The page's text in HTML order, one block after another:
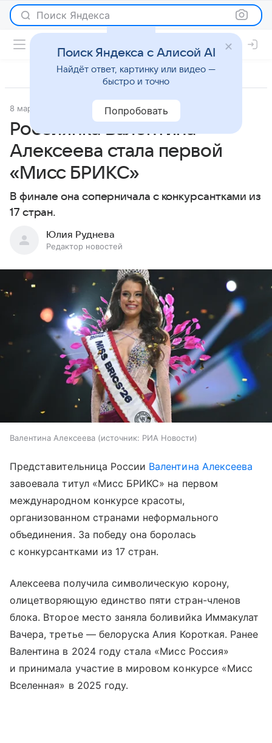
Поиск Яндекса
8 марта 2026 Леди Mail Светская жизнь
Россиянка Валентина
Алексеева стала первой
«Мисс БРИКС»
В финале она соперничала с конкурсантками из
17 стран.
Юлия Руднева
Редактор новостей
Валентина Алексеева источник: РИА Новости
Представительница России Валентина Алексеева
завоевала титул «Мисс БРИКС» на первом
международном конкурсе красоты,
организованном странами неформального
объединения. За победу она боролась
с конкурсантками из 17 стран.
Алексеева получила символическую корону,
олицетворяющую единство пяти стран-членов
блока. Второе место заняла боливийка Иммакулат
Вачера, третье — белоруска Алия Короткая. Ранее
Валентина в 2024 году стала «Мисс Россия»
и принимала участие в мировом конкурсе «Мисс
Вселенная» в 2025 году.
Поиск Яндекса с Алисой AI
Найдёт ответ, картинку или видео —
быстро и точно
Попробовать